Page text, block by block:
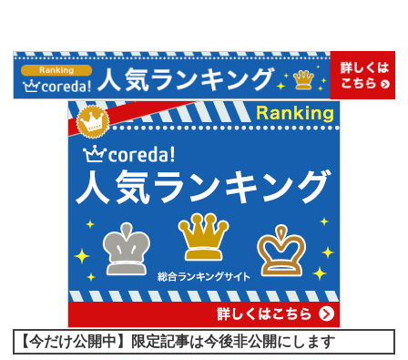
【今だけ公開中】限定記事は今後非公開にします